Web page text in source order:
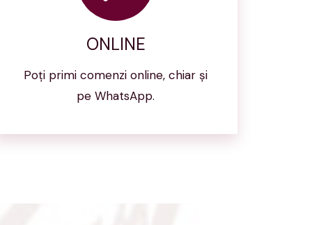
ONLINE
Poți primi comenzi online, chiar și
pe WhatsApp.